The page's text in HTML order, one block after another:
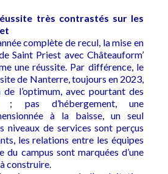
très contrastés sur les
complète de recul, la mise en
Saint Priest avec Châteauform’
une réussite. Par différence, le
de Nanterre, toujours en 2023,
l’optimum, avec pourtant des
; pas d’hébergement, une
à la baisse, un seul
niveaux de services sont perçus
les relations entre les équipes
du campus sont marquées d’une
construire.